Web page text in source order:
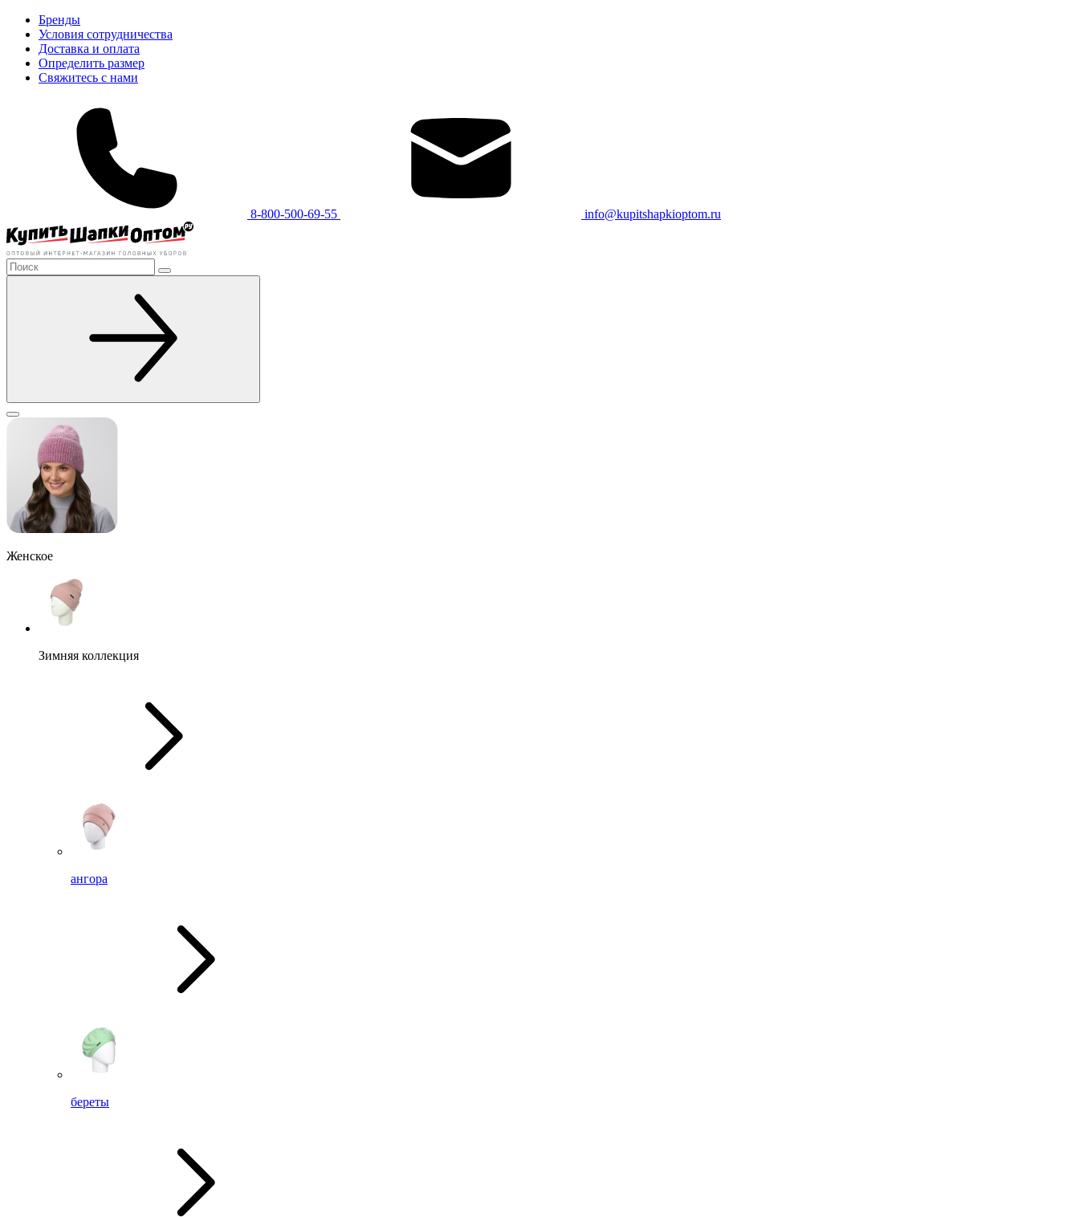
Бренды
Условия сотрудничества
Доставка и оплата
Определить размер
Свяжитесь с нами
8-800-500-69-55 info@kupitshapkioptom.ru
Женское
Зимняя коллекция
ангора
береты